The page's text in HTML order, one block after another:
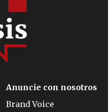
Anuncie con nosotros
Brand Voice